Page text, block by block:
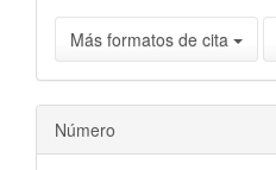
Más formatos de cita
Número